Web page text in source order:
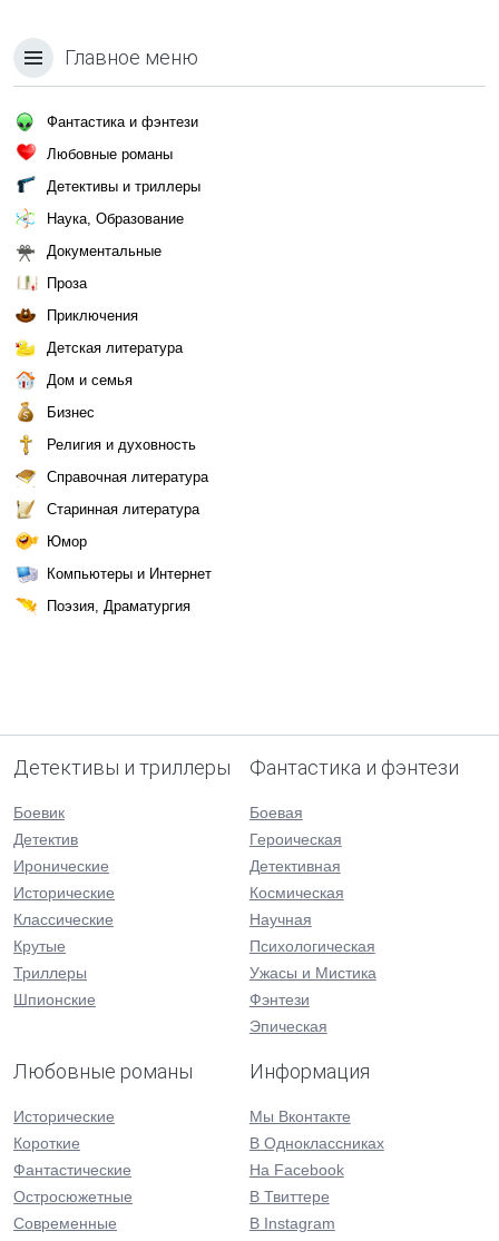
Главное меню
Фантастика и фэнтези
Любовные романы
Детективы и триллеры
Наука, Образование
Документальные
Проза
Приключения
Детская литература
Дом и семья
Бизнес
Религия и духовность
Справочная литература
Старинная литература
Юмор
Компьютеры и Интернет
Поэзия, Драматургия
Детективы и триллеры
Боевик
Детектив
Иронические
Исторические
Классические
Крутые
Триллеры
Шпионские
Фантастика и фэнтези
Боевая
Героическая
Детективная
Космическая
Научная
Психологическая
Ужасы и Мистика
Фэнтези
Эпическая
Любовные романы
Исторические
Короткие
Фантастические
Остросюжетные
Современные
Информация
Мы Вконтакте
В Одноклассниках
На Facebook
В Твиттере
В Instagram